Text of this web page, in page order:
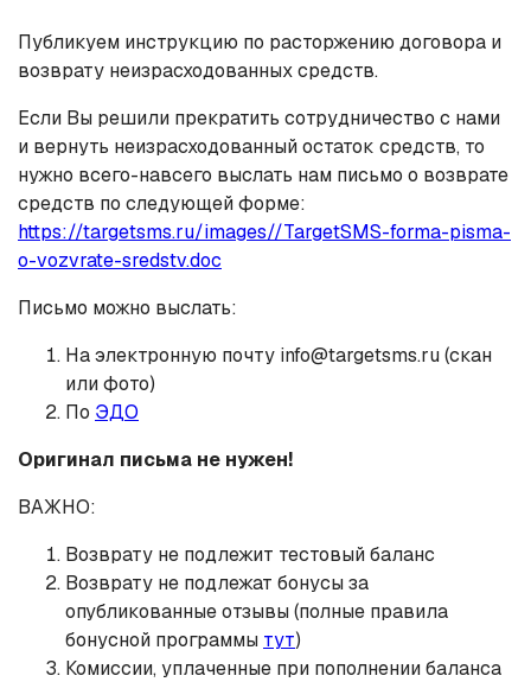
Публикуем инструкцию по расторжению договора и
возврату неизрасходованных средств.
Если Вы решили прекратить сотрудничество с нами
и вернуть неизрасходованный остаток средств, то
нужно всего-навсего выслать нам письмо о возврате
средств по следующей форме:
https://targetsms.ru/images//TargetSMS-forma-pisma-
o-vozvrate-sredstv.doc
Письмо можно выслать:
На электронную почту info@targetsms.ru (скан
или фото)
По ЭДО
Оригинал письма не нужен!
ВАЖНО:
Возврату не подлежит тестовый баланс
Возврату не подлежат бонусы за
опубликованные отзывы (полные правила
бонусной программы тут)
Комиссии, уплаченные при пополнении баланса